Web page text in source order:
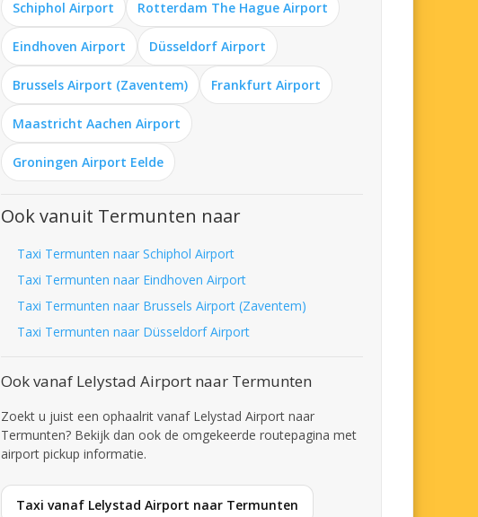
Schiphol Airport Rotterdam The Hague Airport
Eindhoven Airport Düsseldorf Airport
Brussels Airport (Zaventem) Frankfurt Airport
Maastricht Aachen Airport
Groningen Airport Eelde
Ook vanuit Termunten naar
Taxi Termunten naar Schiphol Airport
Taxi Termunten naar Eindhoven Airport
Taxi Termunten naar Brussels Airport (Zaventem)
Taxi Termunten naar Düsseldorf Airport
Ook vanaf Lelystad Airport naar Termunten
Zoekt u juist een ophaalrit vanaf Lelystad Airport naar
Termunten? Bekijk dan ook de omgekeerde routepagina met
airport pickup informatie.
Taxi vanaf Lelystad Airport naar Termunten